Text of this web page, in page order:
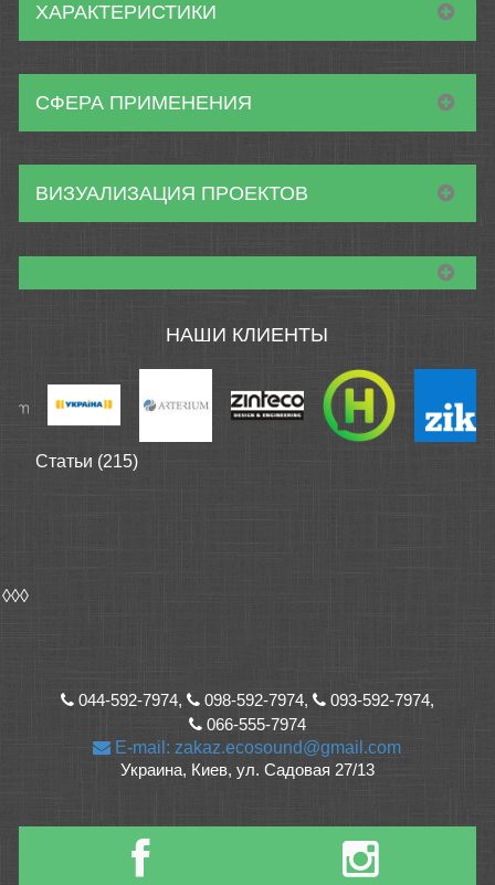
ХАРАКТЕРИСТИКИ
СФЕРА ПРИМЕНЕНИЯ
ВИЗУАЛИЗАЦИЯ ПРОЕКТОВ
НАШИ КЛИЕНТЫ
Статьи (215)
◊◊◊
044-592-7974, 098-592-7974,
093-592-7974,
066-555-7974
E-mail: zakaz.ecosound@gmail.com
Украина, Киев, ул. Садовая 27/13